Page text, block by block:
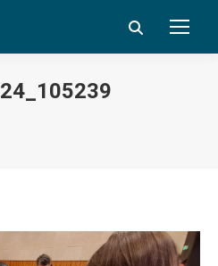
Search: